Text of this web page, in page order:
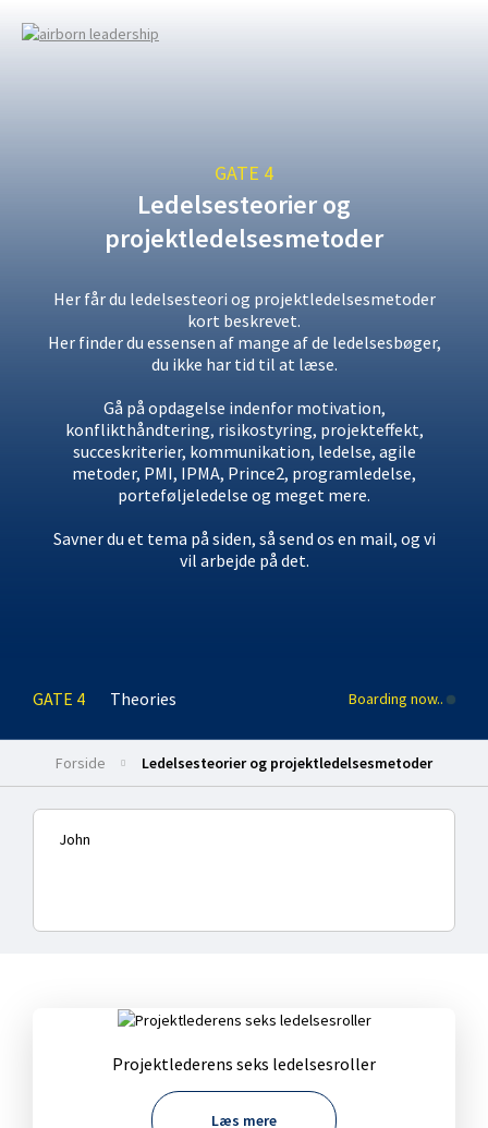
GATE 4
Ledelsesteorier og
projektledelsesmetoder
Her får du ledelsesteori og projektledelsesmetoder
kort beskrevet.
Her finder du essensen af mange af de ledelsesbøger,
du ikke har tid til at læse.
Gå på opdagelse indenfor motivation,
konflikthåndtering, risikostyring, projekteffekt,
succeskriterier, kommunikation, ledelse, agile
metoder, PMI, IPMA, Prince2, programledelse,
porteføljeledelse og meget mere.
Savner du et tema på siden, så send os en mail, og vi
vil arbejde på det.
GATE 4 Theories Boarding now..
Forside Ledelsesteorier og projektledelsesmetoder
Projektlederens seks ledelsesroller
Læs mere